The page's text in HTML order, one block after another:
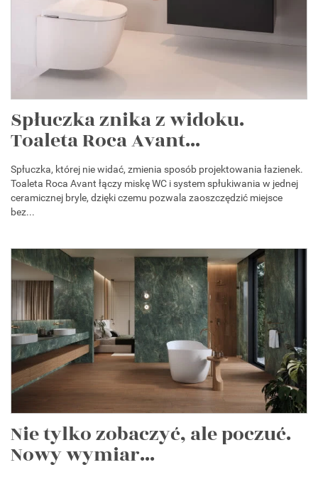
Spłuczka znika z widoku.
Toaleta Roca Avant...
Spłuczka, której nie widać, zmienia sposób projektowania łazienek.
Toaleta Roca Avant łączy miskę WC i system spłukiwania w jednej
ceramicznej bryle, dzięki czemu pozwala zaoszczędzić miejsce
bez...
Nie tylko zobaczyć, ale poczuć.
Nowy wymiar...